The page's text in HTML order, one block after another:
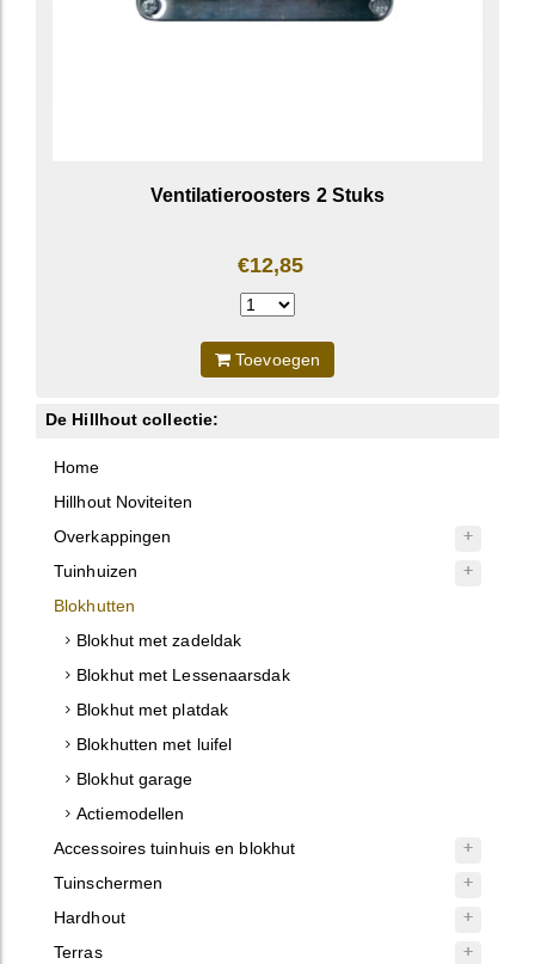
Ventilatieroosters 2 Stuks
€12,85
Toevoegen
De Hillhout collectie:
Home
Hillhout Noviteiten
Overkappingen
Tuinhuizen
Blokhutten
Blokhut met zadeldak
Blokhut met Lessenaarsdak
Blokhut met platdak
Blokhutten met luifel
Blokhut garage
Actiemodellen
Accessoires tuinhuis en blokhut
Tuinschermen
Hardhout
Terras